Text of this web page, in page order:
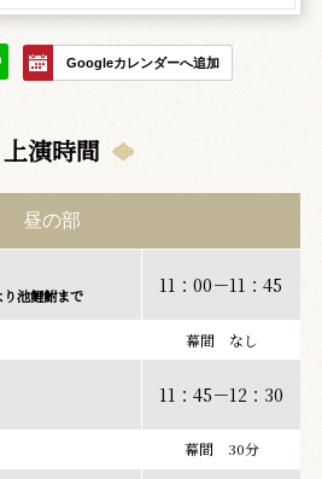
Googleカレンダーへ追加
上演時間
昼の部
池鯉鮒まで 11：00－11：45
幕間 なし
11：45－12：30
幕間 30分